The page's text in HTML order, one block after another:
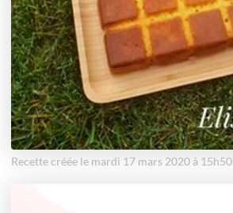
Recette créée le mardi 17 mars 2020 à 15h50